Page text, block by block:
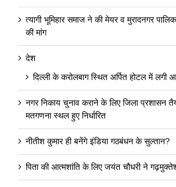
त्यागी भूमिहार समाज ने की मेयर व मुरादनगर
की मांग
देश
दिल्ली के करोलबाग स्थित अर्पित होटल में लगी
नगर निकाय चुनाव कराने के लिए जिला प्रशासन
मतगणना स्थल हुए निर्धारित
नीतीश कुमार ही बनेंगे इंडिया गठबंधन के सुल्तान?
पिता की आत्मशांति के लिए जयंत चौधरी ने